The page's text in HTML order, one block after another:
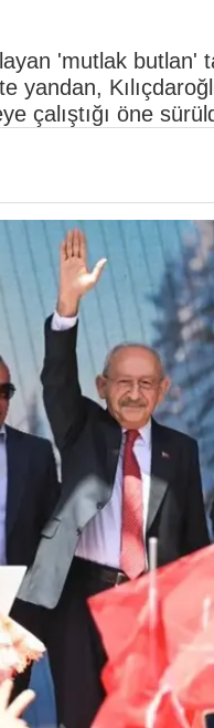
'mutlak butlan'
yandan,
çalıştığı öne